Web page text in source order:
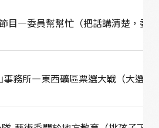
目—委員幫幫忙（把話講清楚，委
事務所—東西礦區票選大戰（大選之